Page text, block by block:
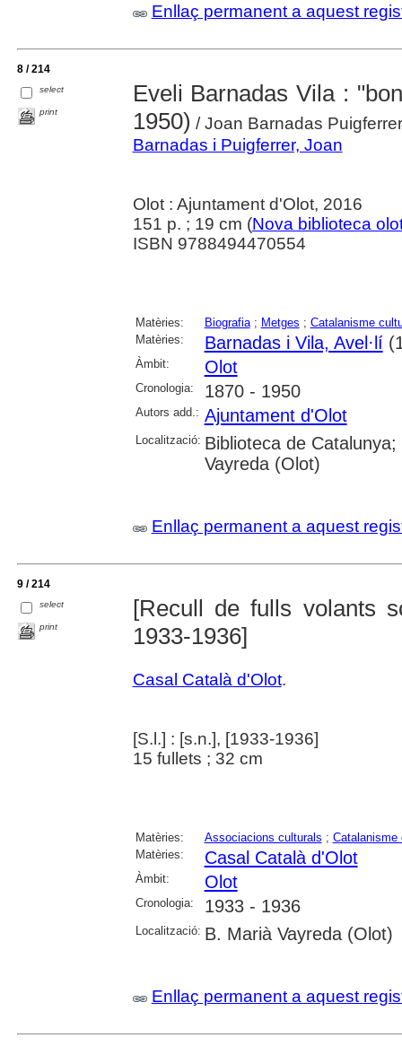
Enllaç permanent a aquest
8 / 214
select
print
Eveli Barnadas Vila :
1950) / Joan Barnadas Puigferrer
Barnadas i Puigferrer, Joan
Olot : Ajuntament d'Olot, 2016
151 p. ; 19 cm (Nova biblioteca
ISBN 9788494470554
Matèries: Biografia; Metges ; Catalanisme
Matèries:
Barnadas i Vila, Avel·lí
Àmbit: Olot
Cronologia: 1870 - 1950
Autors add.: Ajuntament d'Olot
Localització: Biblioteca de
Vayreda (Olot)
Enllaç permanent a aquest
9 / 214
select
print
[Recull de fulls volants
1933-1936]
Casal Català d'Olot.
[S.l.] : [s.n.], [1933-1936]
15 fullets ; 32 cm
Matèries: Associacions culturals ; Catalanisme
Matèries:
Casal Català d'Olot
Àmbit: Olot
Cronologia: 1933 - 1936
Localització: B. Marià Vayreda (Olot)
Enllaç permanent a aquest